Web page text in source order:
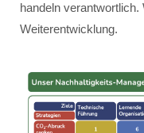
handeln
Weiterentwicklung.